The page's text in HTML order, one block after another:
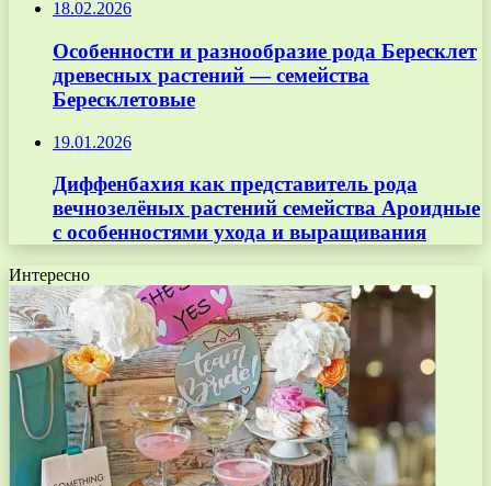
18.02.2026
Особенности и разнообразие рода Бересклет
древесных растений — семейства
Бересклетовые
19.01.2026
Диффенбахия как представитель рода
вечнозелёных растений семейства Ароидные
с особенностями ухода и выращивания
Интересно